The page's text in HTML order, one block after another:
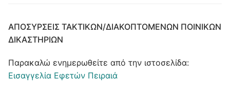
ΑΠΟΣΎΡΣΕΙΣ ΤΑΚΤΙΚΏΝ/ΔΙΑΚΟΠΤΌΜΕΝΩΝ ΠΟΙΝΙΚΏΝ
ΔΙΚΑΣΤΗΡΊΩΝ
Παρακαλώ ενημερωθείτε από την ιστοσελίδα:
Εισαγγελία Εφετών Πειραιά